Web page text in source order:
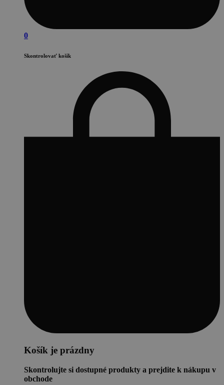
0
Skontrolovať košík
Košík je prázdny
Skontrolujte si dostupné produkty a prejdite k nákupu v
obchode